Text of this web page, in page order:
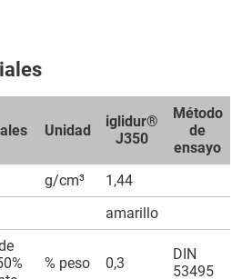
Unidad
iglidur®
J350
Método
de
ensayo
g/cm³
1,44
amarillo
% peso 0,3
DIN
53495